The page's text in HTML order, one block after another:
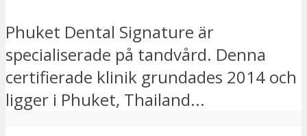
Phuket Dental Signature är
specialiserade på tandvård. Denna
certifierade klinik grundades 2014 och
ligger i Phuket, Thailand...